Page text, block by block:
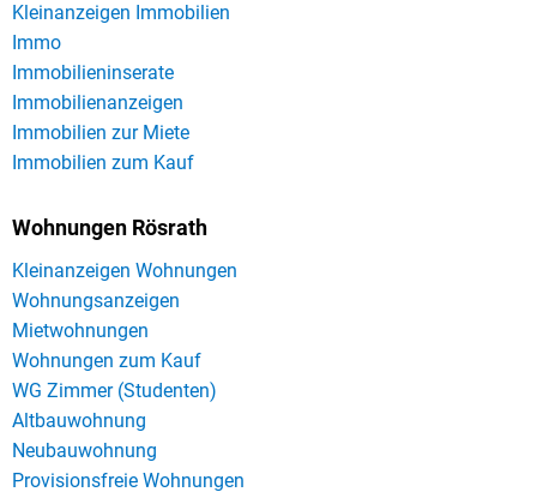
Kleinanzeigen Immobilien
Immo
Immobilieninserate
Immobilienanzeigen
Immobilien zur Miete
Immobilien zum Kauf
Wohnungen Rösrath
Kleinanzeigen Wohnungen
Wohnungsanzeigen
Mietwohnungen
Wohnungen zum Kauf
WG Zimmer (Studenten)
Altbauwohnung
Neubauwohnung
Provisionsfreie Wohnungen